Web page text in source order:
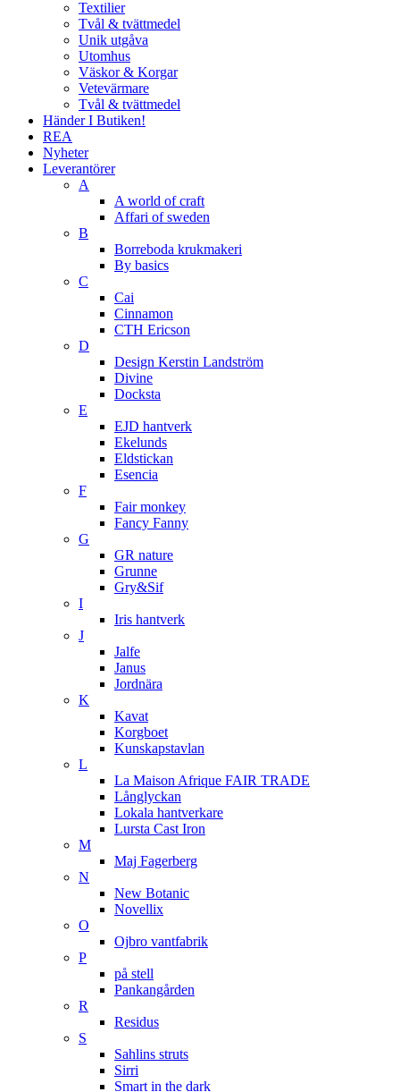
Textilier
Tvål & tvättmedel
Unik utgåva
Utomhus
Väskor & Korgar
Vetevärmare
Tvål & tvättmedel
Händer I Butiken!
REA
Nyheter
Leverantörer
A
A world of craft
Affari of sweden
B
Borreboda krukmakeri
By basics
C
Cai
Cinnamon
CTH Ericson
D
Design Kerstin Landström
Divine
Docksta
E
EJD hantverk
Ekelunds
Eldstickan
Esencia
F
Fair monkey
Fancy Fanny
G
GR nature
Grunne
Gry&Sif
I
Iris hantverk
J
Jalfe
Janus
Jordnära
K
Kavat
Korgboet
Kunskapstavlan
L
La Maison Afrique FAIR TRADE
Långlyckan
Lokala hantverkare
Lursta Cast Iron
M
Maj Fagerberg
N
New Botanic
Novellix
O
Ojbro vantfabrik
P
på stell
Pankangården
R
Residus
S
Sahlins struts
Sirri
Smart in the dark